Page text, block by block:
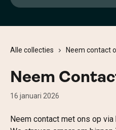
Alle collecties Neem contact
Neem
16 januari 2026
Neem contact met ons op